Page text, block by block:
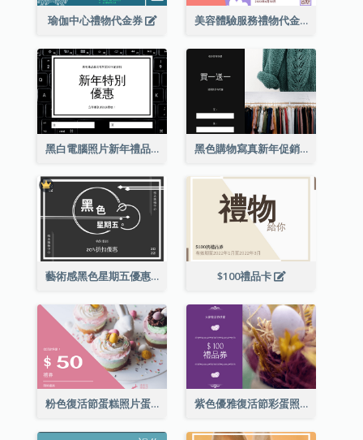
瑜伽中心禮物代金券 美容體驗服務禮物代金券
黑白電腦照片新年禮品卡 黑色購物寫真新年促銷禮品卡
藝術感黑色星期五優惠券 $100禮品卡
粉色復活節蛋糕照片蛋糕店禮品卡 紫色優雅復活節彩蛋照片禮品卡